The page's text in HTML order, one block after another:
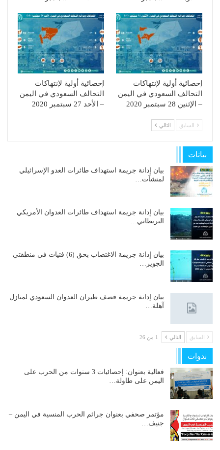
إحصائية أولية لإنتهاكات
التحالف السعودي في اليمن
– الإثنين 28 سبتمبر 2020
إحصائية أولية لإنتهاكات
التحالف السعودي في اليمن
– الأحد 27 سبتمبر 2020
السابق التالي
بيانات
بيان إدانة جريمة استهداف طائرات العدو الإسرائيلي
لمنشآت…
بيان إدانة جريمة استهداف طائرات العدوان الأمريكي
البريطاني…
بيان إدانة جريمة الاغتصاب بحق (6) فتيات في منطقتي
الجوير…
بيان إدانة جريمة قصف طيران العدوان السعودي لمنازل
آهلة…
السابق التالي 1 من 26
ندوات
فعالية بعنوان: إحصائيات 3 سنوات من الحرب على
اليمن على طاولة…
مؤتمر صحفي بعنوان جرائم الحرب المنسية في اليمن –
جنيف…